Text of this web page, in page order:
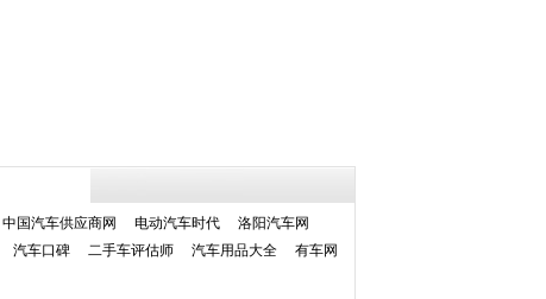
中国汽车供应商网 电动汽车时代
洛阳汽车网
汽车口碑 二手车评估师 汽车用品大全
有车网